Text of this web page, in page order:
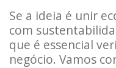
Se a ideia é unir
com
que é essencial
negócio. Vamos